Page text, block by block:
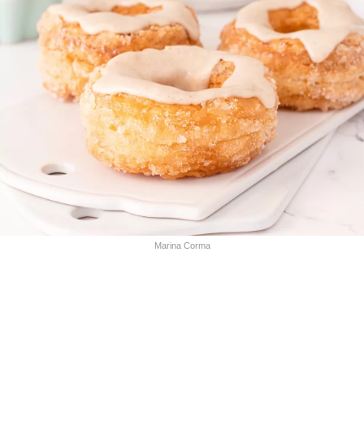
Marina Corma